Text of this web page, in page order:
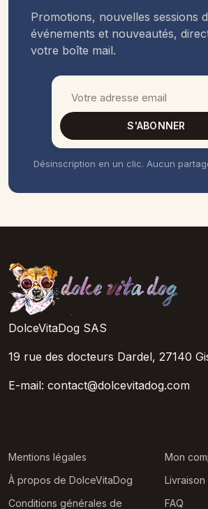
Promotions, nouvelles sessions
événements et nouveautés,
votre boîte mail.
S'ABONNER
Désinscription en un clic. Aucun
DolceVitaDog SAS
19 rue des docteurs Dardel, 27140
E-mail: contact@dolcevitadog.com
Mentions légales
À propos de DolceVitaDog
Conditions générales de
Mon
Livraison
FAQ